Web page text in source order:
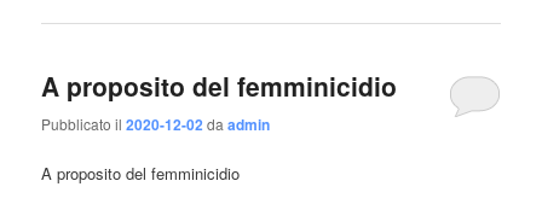
A proposito del femminicidio
Pubblicato il2020-12-02daadmin
A proposito del femminicidio